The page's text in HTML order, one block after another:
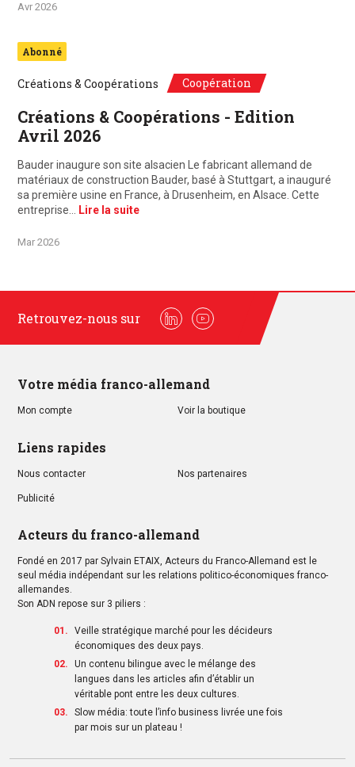
Avr 2026
Abonné
Créations & Coopérations Coopération
Créations & Coopérations - Edition
Avril 2026
Bauder inaugure son site alsacien Le fabricant allemand de
matériaux de construction Bauder, basé à Stuttgart, a inauguré
sa première usine en France, à Drusenheim, en Alsace. Cette
entreprise… Lire la suite
Mar 2026
Retrouvez-nous sur
LinkedinYoutube
Votre média franco-allemand
Mon compte Voir la boutique
Liens rapides
Nous contacter Nos partenaires
Publicité
Acteurs du franco-allemand
Fondé en 2017 par Sylvain ETAIX, Acteurs du Franco-Allemand est le
seul média indépendant sur les relations politico-économiques franco-
allemandes.
Son ADN repose sur 3 piliers :
Veille stratégique marché pour les décideurs
économiques des deux pays.
Un contenu bilingue avec le mélange des
langues dans les articles afin d’établir un
véritable pont entre les deux cultures.
Slow média: toute l’info business livrée une fois
par mois sur un plateau !